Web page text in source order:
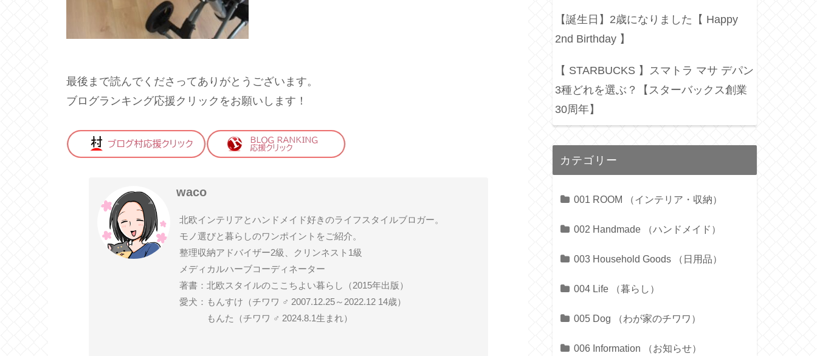
最後まで読んでくださってありがとうございます。
ブログランキング応援クリックをお願いします！
waco
北欧インテリアとハンドメイド好きのライフスタイルブロガー。
モノ選びと暮らしのワンポイントをご紹介。
整理収納アドバイザー2級、クリンネスト1級
メディカルハーブコーディネーター
著書：北欧スタイルのここちよい暮らし（2015年出版）
愛犬：もんすけ（チワワ ♂ 2007.12.25～2022.12 14歳）
もんた（チワワ ♂ 2024.8.1生まれ）
【誕生日】2歳になりました【 Happy
2nd Birthday 】
【 STARBUCKS 】スマトラ マサ デパン
3種どれを選ぶ？【スターバックス創業
30周年】
カテゴリー
001 ROOM （インテリア・収納）
002 Handmade （ハンドメイド）
003 Household Goods （日用品）
004 Life （暮らし）
005 Dog （わが家のチワワ）
006 Information （お知らせ）